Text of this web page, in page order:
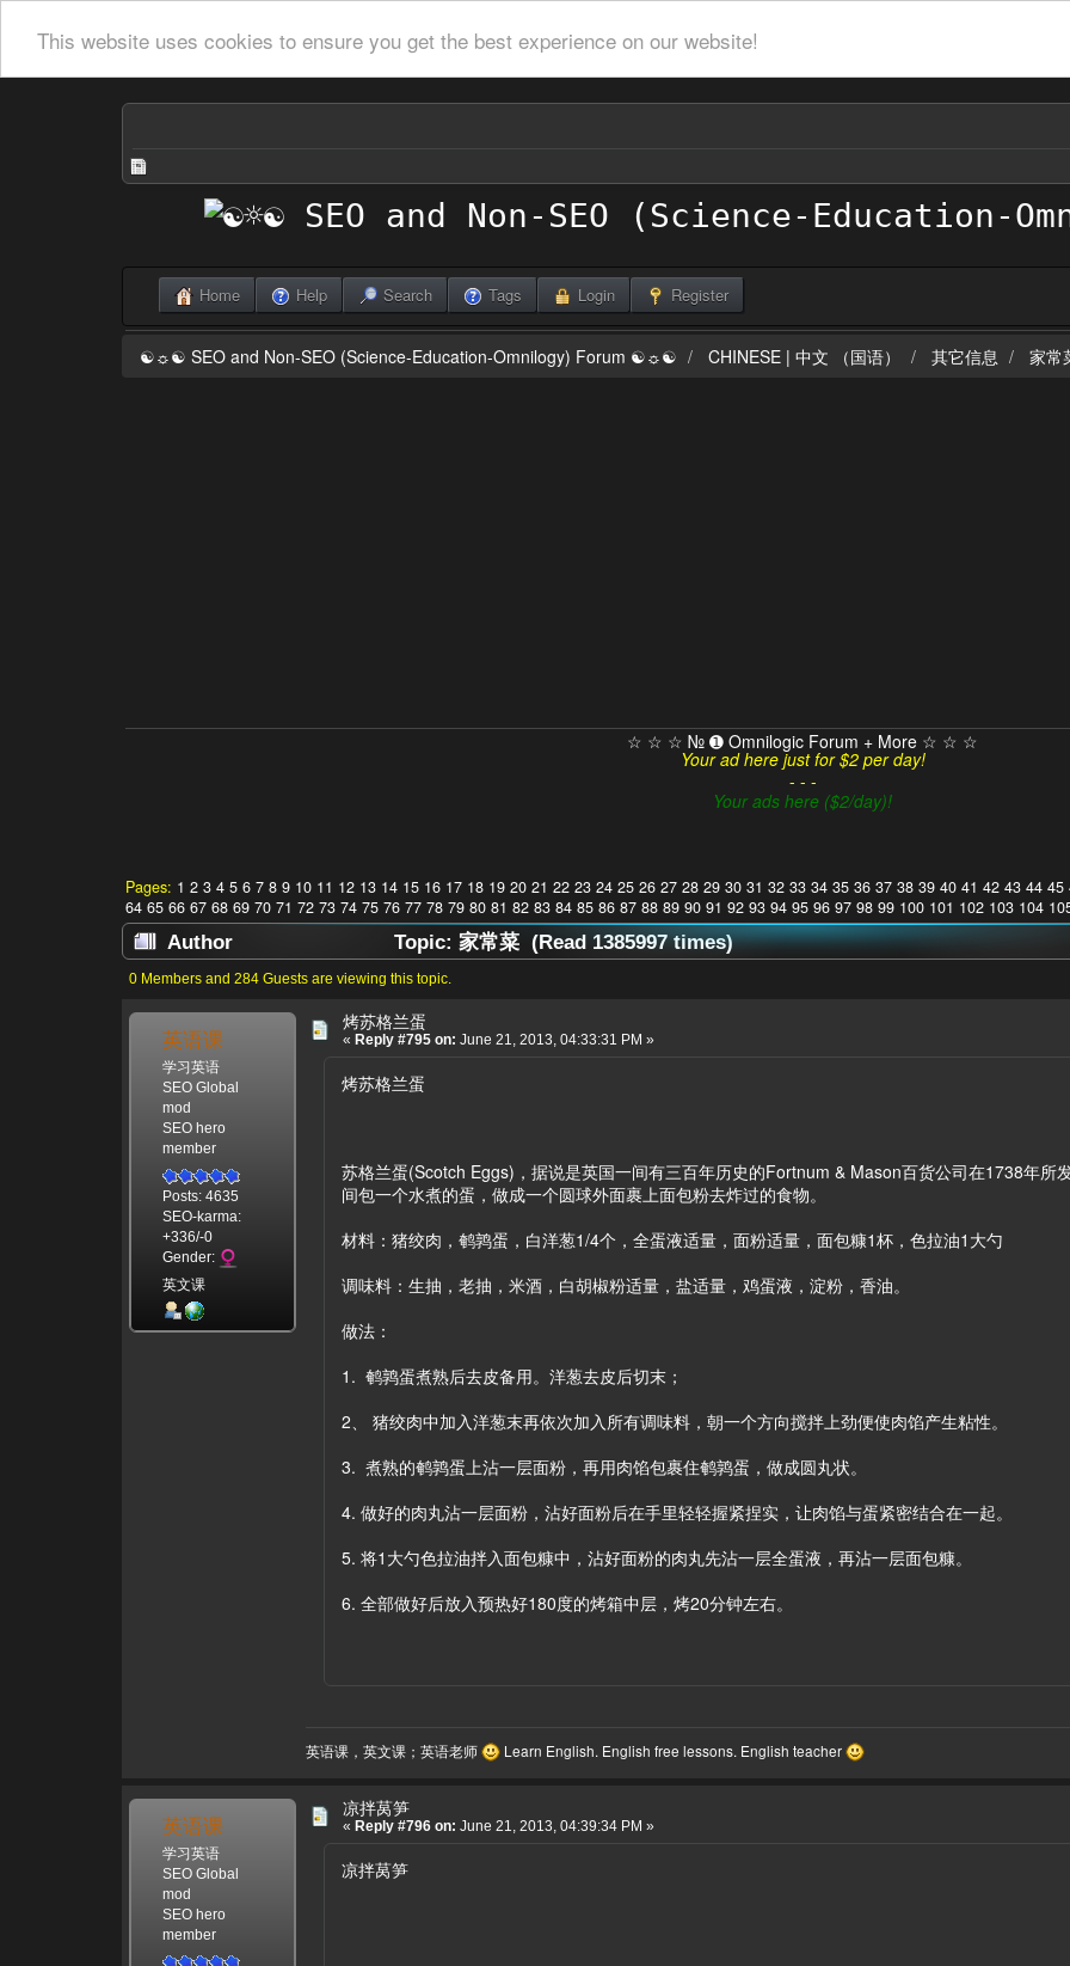
This website uses cookies to ensure you get the best experience on our website!
Home Help Search Tags Login Register
☯☼☯ SEO and Non-SEO (Science-Education-Omnilogy) Forum ☯☼☯ CHINESE | 中文 （国语） 其它信息 家常
☆ ☆ ☆ № ➊ Omnilogic Forum + More ☆ ☆ ☆
Your ad here just for $2 per day!
- - -
Your ads here ($2/day)!
Pages: 1 2 3 4 5 6 7 8 9 10 11 12 13 14 15 16 17 18 19 20 21 22 23 24 25 26 27 28 29 30 31 32 33 34 35 36 37 38 39 40 41 42 43 44 45
64 65 66 67 68 69 70 71 72 73 74 75 76 77 78 79 80 81 82 83 84 85 86 87 88 89 90 91 92 93 94 95 96 97 98 99 100 101 102 103 104
Author Topic: 家常菜 (Read 1385997 times)
0 Members and 284 Guests are viewing this topic.
英语课
学习英语
SEO Global
mod
SEO hero
member
Posts: 4635
SEO-karma:
+336/-0
Gender:
英文课
烤苏格兰蛋
« Reply #795 on: June 21, 2013, 04:33:31 PM »
烤苏格兰蛋
苏格兰蛋(Scotch Eggs)，据说是英国一间有三百年历史的Fortnum & Mason百货公司在1738年所
间包一个水煮的蛋，做成一个圆球外面裹上面包粉去炸过的食物。
材料：猪绞肉，鹌鹑蛋，白洋葱1/4个，全蛋液适量，面粉适量，面包糠1杯，色拉油1大勺
调味料：生抽，老抽，米酒，白胡椒粉适量，盐适量，鸡蛋液，淀粉，香油。
做法：
1. 鹌鹑蛋煮熟后去皮备用。洋葱去皮后切末；
2、 猪绞肉中加入洋葱末再依次加入所有调味料，朝一个方向搅拌上劲便使肉馅产生粘性。
3. 煮熟的鹌鹑蛋上沾一层面粉，再用肉馅包裹住鹌鹑蛋，做成圆丸状。
4. 做好的肉丸沾一层面粉，沾好面粉后在手里轻轻握紧捏实，让肉馅与蛋紧密结合在一起。
5. 将1大勺色拉油拌入面包糠中，沾好面粉的肉丸先沾一层全蛋液，再沾一层面包糠。
6. 全部做好后放入预热好180度的烤箱中层，烤20分钟左右。
英语课，英文课；英语老师 Learn English. English free lessons. English teacher
英语课
学习英语
SEO Global
mod
SEO hero
member
凉拌莴笋
« Reply #796 on: June 21, 2013, 04:39:34 PM »
凉拌莴笋